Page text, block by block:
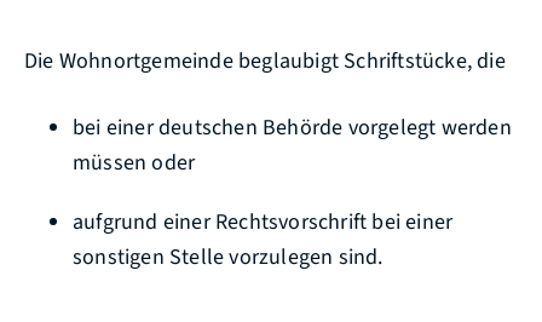
Die Wohnortgemeinde beglaubigt Schriftstücke, die
bei einer deutschen Behörde vorgelegt werden
müssen oder
aufgrund einer Rechtsvorschrift bei einer
sonstigen Stelle vorzulegen sind.